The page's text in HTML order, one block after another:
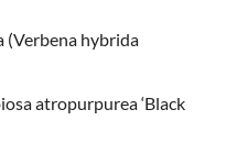
(Verbena hybrida
atropurpurea ‘Black